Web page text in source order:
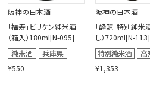
阪神の日本酒
「福寿」ビリケン純米酒
（箱入）180ml[N-095]
¥550
阪神の日本酒
「酔鯨」特別純米
し）720ml[N-113]
¥1,353